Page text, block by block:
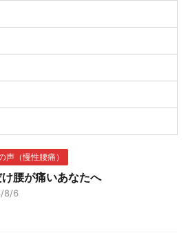
声（慢性腰痛）
け腰が痛いあなたへ
8/6